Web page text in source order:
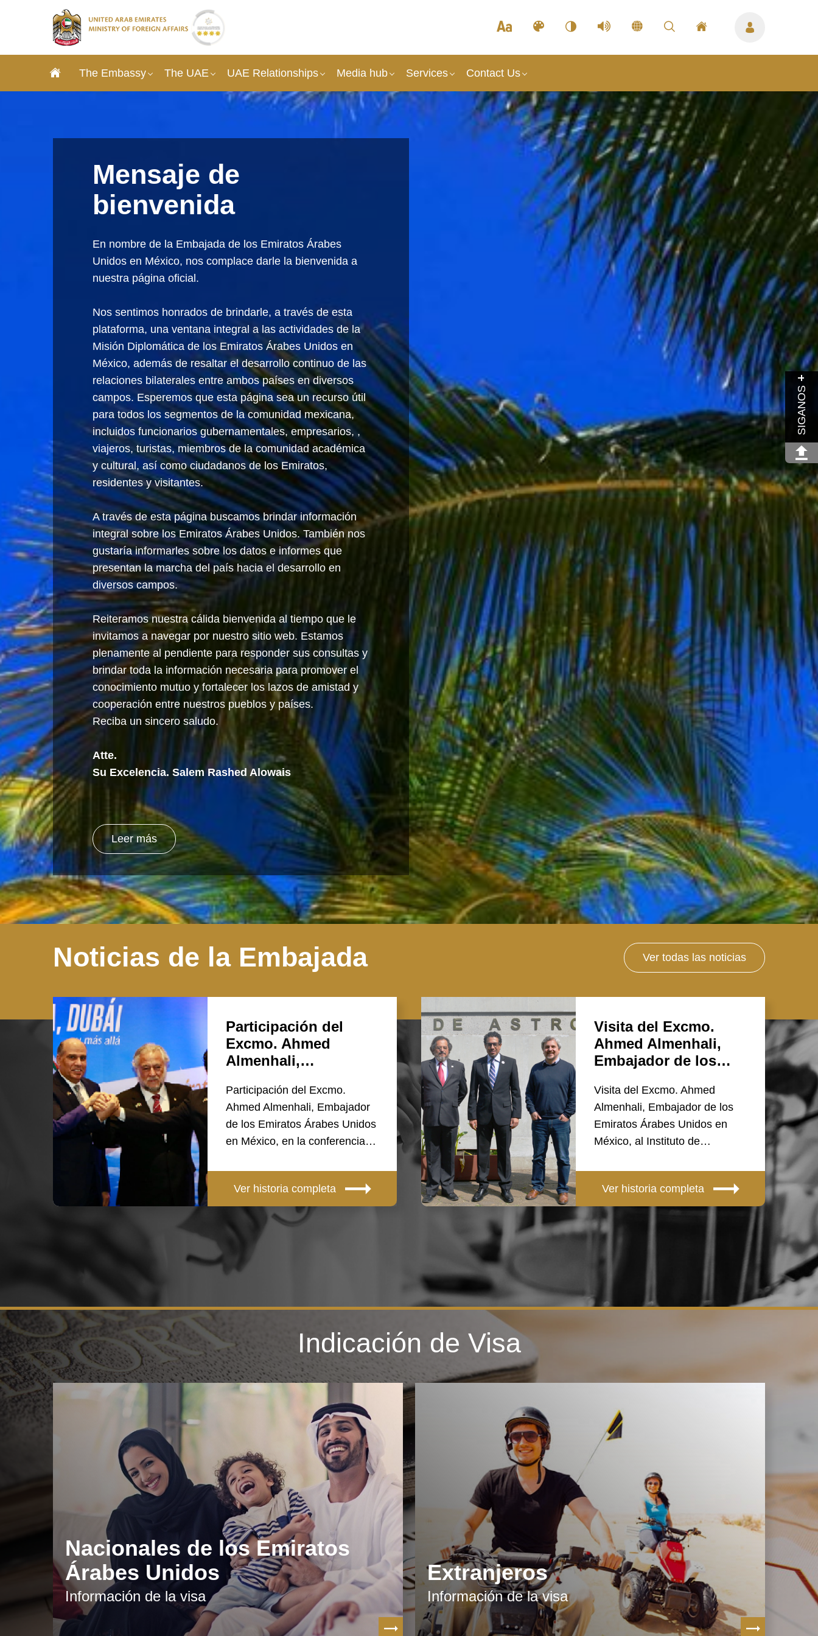
SIGANOS
The Embassy The UAE UAE Relationships Media hub Services Contact Us
Mensaje de
bienvenida
En nombre de la Embajada de los Emiratos Árabes
Unidos en México, nos complace darle la bienvenida a
nuestra página oficial.
Nos sentimos honrados de brindarle, a través de esta
plataforma, una ventana integral a las actividades de la
Misión Diplomática de los Emiratos Árabes Unidos en
México, además de resaltar el desarrollo continuo de las
relaciones bilaterales entre ambos países en diversos
campos. Esperemos que esta página sea un recurso útil
para todos los segmentos de la comunidad mexicana,
incluidos funcionarios gubernamentales, empresarios, ,
viajeros, turistas, miembros de la comunidad académica
y cultural, así como ciudadanos de los Emiratos,
residentes y visitantes.
A través de esta página buscamos brindar información
integral sobre los Emiratos Árabes Unidos. También nos
gustaría informarles sobre los datos e informes que
presentan la marcha del país hacia el desarrollo en
diversos campos.
Reiteramos nuestra cálida bienvenida al tiempo que le
invitamos a navegar por nuestro sitio web. Estamos
plenamente al pendiente para responder sus consultas y
brindar toda la información necesaria para promover el
conocimiento mutuo y fortalecer los lazos de amistad y
cooperación entre nuestros pueblos y países.
Reciba un sincero saludo.
Atte.
Su Excelencia. Salem Rashed Alowais
Leer más
Noticias de la Embajada Ver todas las noticias
Participación del
Excmo. Ahmed
Almenhali,…
Participación del Excmo.
Ahmed Almenhali, Embajador
de los Emiratos Árabes Unidos
en México, en la conferencia…
Ver historia completa
Visita del Excmo.
Ahmed Almenhali,
Embajador de los…
Visita del Excmo. Ahmed
Almenhali, Embajador de los
Emiratos Árabes Unidos en
México, al Instituto de…
Ver historia completa
Indicación de Visa
Nacionales de los Emiratos
Árabes Unidos
Información de la visa
Extranjeros
Información de la visa